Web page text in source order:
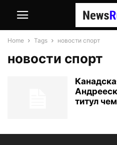
Home Tags новости спорт
новости спорт
титул